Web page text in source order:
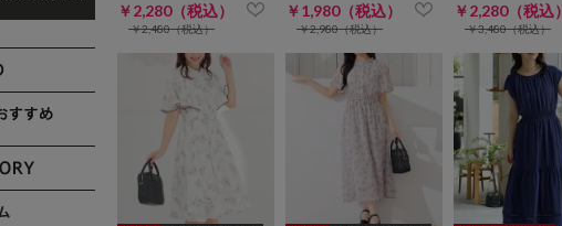
￥2,280（税込）
￥2,480（税込）
￥1,980（税込）
￥2,980（税込）
￥2,280（税込）
￥3,480（税込）